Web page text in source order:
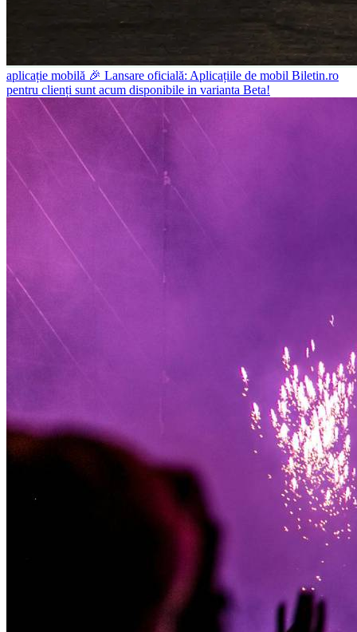
aplicație mobilă 🎉 Lansare oficială: Aplicațiile de mobil Biletin.ro
pentru clienți sunt acum disponibile in varianta Beta!